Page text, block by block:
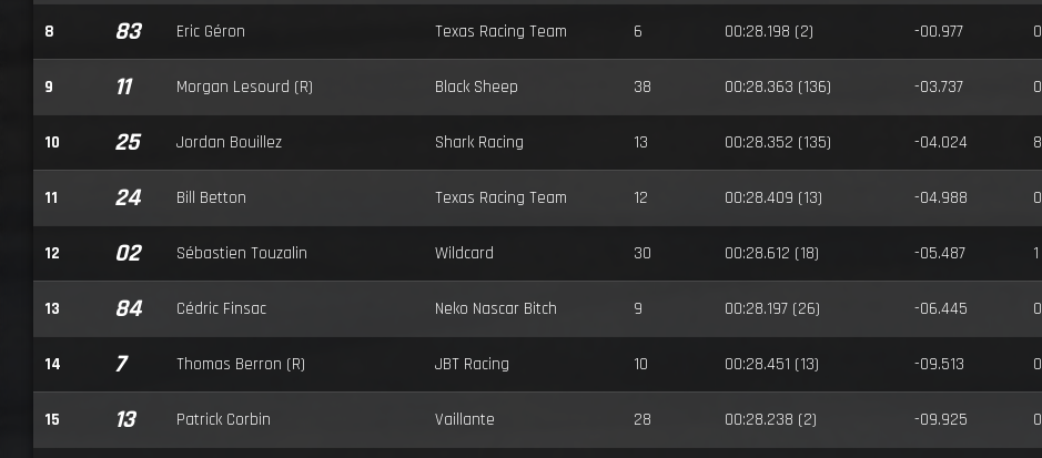
8 83 Eric Géron Texas Racing Team 6 00:28.198 (2) -00.977 0
9 11 Morgan Lesourd (R) Black Sheep 38 00:28.363 (136) -03.737 0
10 25 Jordan Bouillez Shark Racing 13 00:28.352 (135) -04.024 8
11 24 Bill Betton Texas Racing Team 12 00:28.409 (13) -04.988 0
12 02 Sébastien Touzalin Wildcard 30 00:28.612 (18) -05.487 1
13 84 Cédric Finsac Neko Nascar Bitch 9 00:28.197 (26) -06.445 0
14 7 Thomas Berron (R) JBT Racing 10 00:28.451 (13) -09.513 0
15 13 Patrick Corbin Vaillante 28 00:28.238 (2) -09.925 0